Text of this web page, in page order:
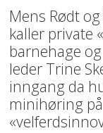
Mens Rødt
kaller private
barnehage
leder Trine
inngang da
minihøring